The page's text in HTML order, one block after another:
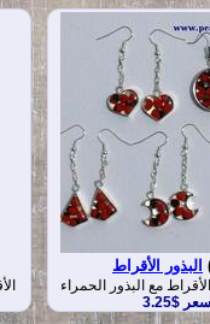
البذور الأقراط
الأقراط مع البذور الحمراء
$3.25